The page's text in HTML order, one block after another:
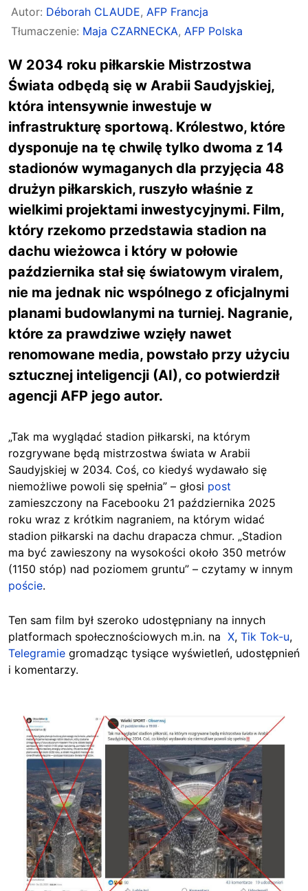
Autor: Déborah CLAUDE, AFP Francja
Tłumaczenie: Maja CZARNECKA, AFP Polska
W 2034 roku piłkarskie Mistrzostwa
Świata odbędą się w Arabii Saudyjskiej,
która intensywnie inwestuje w
infrastrukturę sportową. Królestwo, które
dysponuje na tę chwilę tylko dwoma z 14
stadionów wymaganych dla przyjęcia 48
drużyn piłkarskich, ruszyło właśnie z
wielkimi projektami inwestycyjnymi. Film,
który rzekomo przedstawia stadion na
dachu wieżowca i który w połowie
października stał się światowym viralem,
nie ma jednak nic wspólnego z oficjalnymi
planami budowlanymi na turniej. Nagranie,
które za prawdziwe wzięły nawet
renomowane media, powstało przy użyciu
sztucznej inteligencji (AI), co potwierdził
agencji AFP jego autor.
„Tak ma wyglądać stadion piłkarski, na którym
rozgrywane będą mistrzostwa świata w Arabii
Saudyjskiej w 2034. Coś, co kiedyś wydawało się
niemożliwe powoli się spełnia” – głosi post
zamieszczony na Facebooku 21 października 2025
roku wraz z krótkim nagraniem, na którym widać
stadion piłkarski na dachu drapacza chmur. „Stadion
ma być zawieszony na wysokości około 350 metrów
(1150 stóp) nad poziomem gruntu” – czytamy w innym
poście.
Ten sam film był szeroko udostępniany na innych
platformach społecznościowych m.in. na X, Tik Tok-u,
Telegramie gromadząc tysiące wyświetleń, udostępnień
i komentarzy.
Image